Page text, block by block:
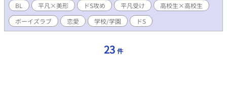
BL 平凡×美形 ドS攻め 平凡受け
高校生×高校生
ボーイズラブ
恋愛 学校/学園 ドS
23 件